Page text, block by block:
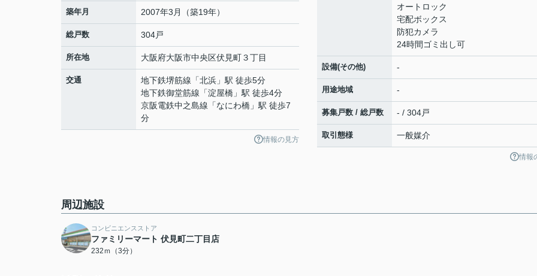
築年月 2007年3月（築19年）
総戸数 304戸
所在地 大阪府大阪市中央区伏見町３丁目
交通 地下鉄堺筋線 「北浜 」駅 徒歩5分
地下鉄御堂筋線 「淀屋橋 」駅 徒歩4分
京阪電鉄中之島線 「なにわ橋 」駅 徒歩7
分
情報の見方
オートロック
宅配ボックス
防犯カメラ
24時間ゴミ出し可
設備(その他) -
用途地域 -
募集戸数 / 総戸数 - / 304戸
取引態様 一般媒介
情報
周辺施設
コンビニエンスストア
ファミリーマート 伏見町二丁目店
232ｍ（3分）